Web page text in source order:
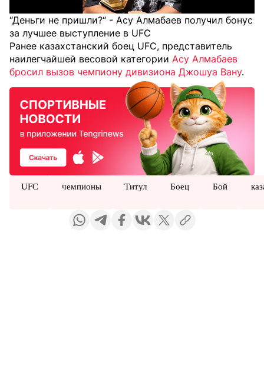
“Деньги не пришли?“ - Асу Алмабаев получил бонус
за лучшее выступление в UFC
Ранее казахстанский боец UFC, представитель
наилегчайшей весовой категории Асу Алмабаев
бросил вызов чемпиону дивизиона Джошуа Вану.
UFC чемпионы Титул Боец Бой